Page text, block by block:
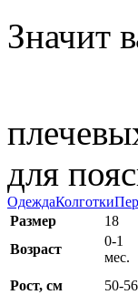
Значит
для
ОдеждаКолготки
Размер
18
Возраст
0-1
мес.
Рост, см 50-56